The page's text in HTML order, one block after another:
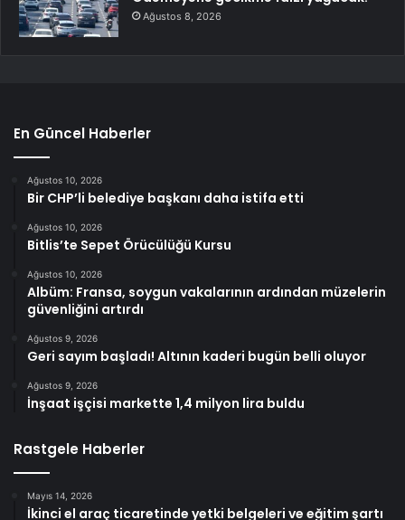
Ağustos 8, 2026
En Güncel Haberler
Ağustos 10, 2026
Bir CHP’li belediye başkanı daha istifa etti
Ağustos 10, 2026
Bitlis’te Sepet Örücülüğü Kursu
Ağustos 10, 2026
Albüm: Fransa, soygun vakalarının ardından müzelerin
güvenliğini artırdı
Ağustos 9, 2026
Geri sayım başladı! Altının kaderi bugün belli oluyor
Ağustos 9, 2026
İnşaat işçisi markette 1,4 milyon lira buldu
Rastgele Haberler
Mayıs 14, 2026
İkinci el araç ticaretinde yetki belgeleri ve eğitim şartı